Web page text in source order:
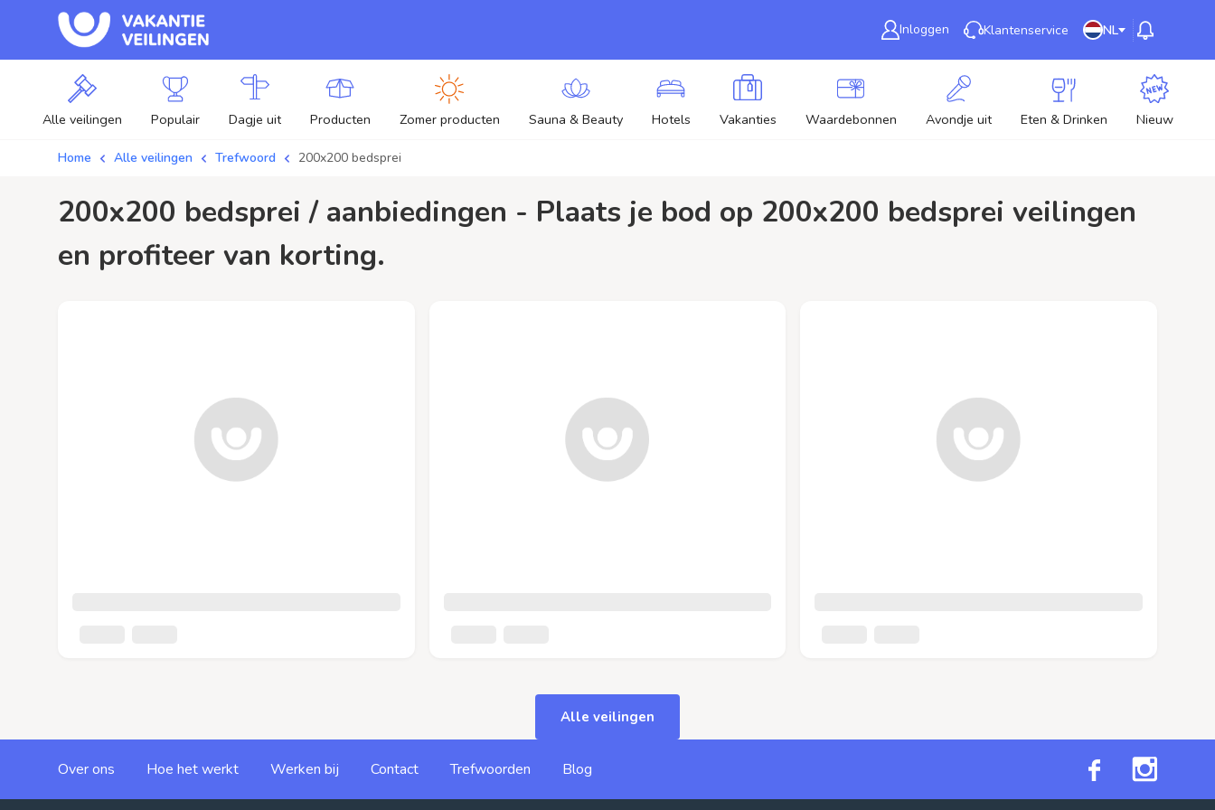
Inloggen Klantenservice NL
Alle veilingen Populair Dagje uit Producten Zomer producten Sauna & Beauty Hotels Vakanties Waardebonnen Avondje uit Eten & Drinken Nieuw
Home Alle veilingen Trefwoord 200x200 bedsprei
200x200 bedsprei / aanbiedingen - Plaats je bod op 200x200 bedsprei veilingen
en profiteer van korting.
Alle veilingen
Over ons Hoe het werkt Werken bij Contact Trefwoorden Blog